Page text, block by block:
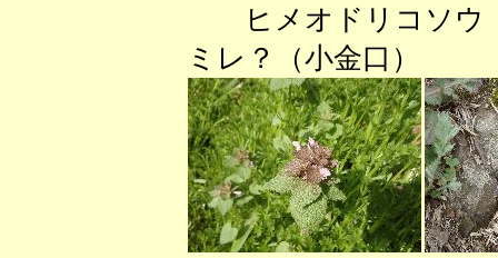
ヒメオドリコソ
ミレ？（小金口